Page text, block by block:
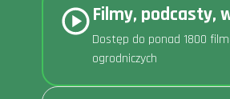
Filmy, podcasty,
Dostęp do ponad 1800
ogrodniczych